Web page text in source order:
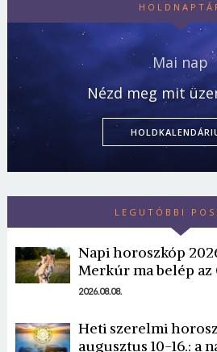
Mai nap
Nézd meg mit
LEGUTÓBBI
Napi horoszkóp
Merkúr ma belép az
2026.08.08.
Heti szerelmi
augusztus 10-16.: a